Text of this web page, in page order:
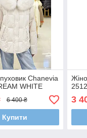
Chanevia
WHITE
6 400 ₴
Купити
3